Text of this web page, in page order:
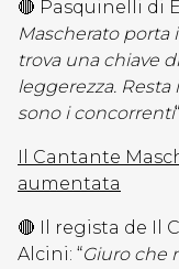
🔴 Pasquinelli di
Mascherato porta
trova una chiave
leggerezza.
sono i concorrenti
Il Cantante
aumentata
🔴 Il regista de Il
Alcini: “Giuro che